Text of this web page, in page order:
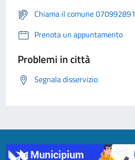
Chiama il comune 070992891
Prenota un appuntamento
Problemi in città
Segnala disservizio